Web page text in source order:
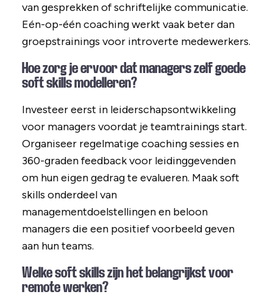
van gesprekken of schriftelijke communicatie.
Eén-op-één coaching werkt vaak beter dan
groepstrainings voor introverte medewerkers.
Hoe zorg je ervoor dat managers zelf goede
soft skills modelleren?
Investeer eerst in leiderschapsontwikkeling
voor managers voordat je teamtrainings start.
Organiseer regelmatige coaching sessies en
360-graden feedback voor leidinggevenden
om hun eigen gedrag te evalueren. Maak soft
skills onderdeel van
managementdoelstellingen en beloon
managers die een positief voorbeeld geven
aan hun teams.
Welke soft skills zijn het belangrijkst voor
remote werken?